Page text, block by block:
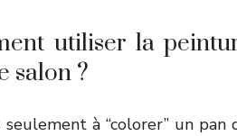
utiliser la
salon ?
à “colorer” un